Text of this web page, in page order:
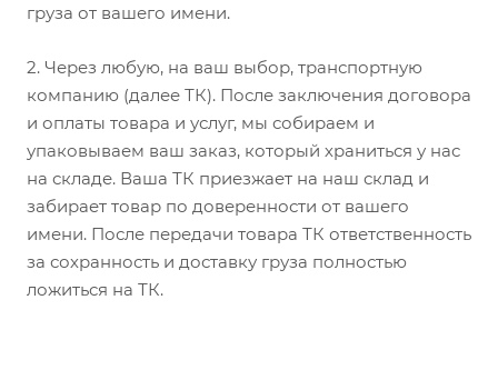
груза от вашего имени.
2. Через любую, на ваш выбор, транспортную
компанию (далее ТК). После заключения договора
и оплаты товара и услуг, мы собираем и
упаковываем ваш заказ, который храниться у нас
на складе. Ваша ТК приезжает на наш склад и
забирает товар по доверенности от вашего
имени. После передачи товара ТК ответственность
за сохранность и доставку груза полностью
ложиться на ТК.